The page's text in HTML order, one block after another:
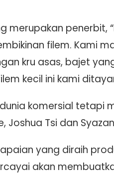
merupakan penerbit,
filem. Kami
kru asas, bajet
kecil ini kami
komersial tetapi
Joshua Tsi dan
yang diraih
akan